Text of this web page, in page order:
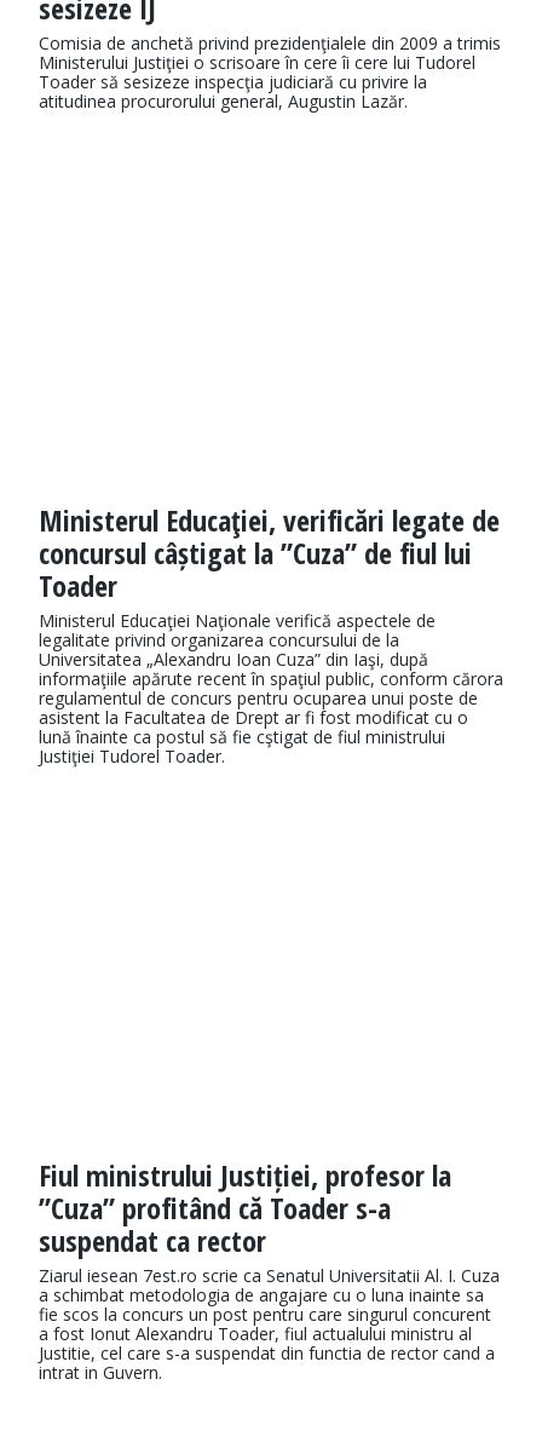
sesizeze IJ
Comisia de anchetă privind prezidenţialele din 2009 a trimis
Ministerului Justiţiei o scrisoare în cere îi cere lui Tudorel
Toader să sesizeze inspecţia judiciară cu privire la
atitudinea procurorului general, Augustin Lazăr.
Ministerul Educaţiei, verificări legate de
concursul câștigat la ”Cuza” de fiul lui
Toader
Ministerul Educaţiei Naţionale verifică aspectele de
legalitate privind organizarea concursului de la
Universitatea „Alexandru Ioan Cuza” din Iaşi, după
informaţiile apărute recent în spaţiul public, conform cărora
regulamentul de concurs pentru ocuparea unui poste de
asistent la Facultatea de Drept ar fi fost modificat cu o
lună înainte ca postul să fie cştigat de fiul ministrului
Justiţiei Tudorel Toader.
Fiul ministrului Justiției, profesor la
”Cuza” profitând că Toader s-a
suspendat ca rector
Ziarul iesean 7est.ro scrie ca Senatul Universitatii Al. I. Cuza
a schimbat metodologia de angajare cu o luna inainte sa
fie scos la concurs un post pentru care singurul concurent
a fost Ionut Alexandru Toader, fiul actualului ministru al
Justitie, cel care s-a suspendat din functia de rector cand a
intrat in Guvern.